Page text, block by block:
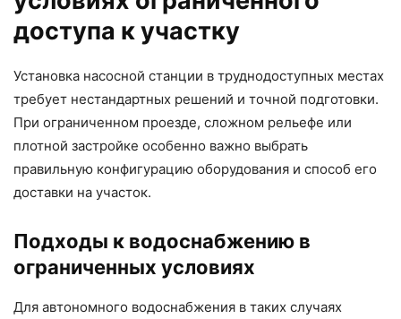
доступа к участку
Установка насосной станции в труднодоступных местах
требует нестандартных решений и точной подготовки.
При ограниченном проезде, сложном рельефе или
плотной застройке особенно важно выбрать
правильную конфигурацию оборудования и способ его
доставки на участок.
Подходы к водоснабжению в
ограниченных условиях
Для автономного водоснабжения в таких случаях